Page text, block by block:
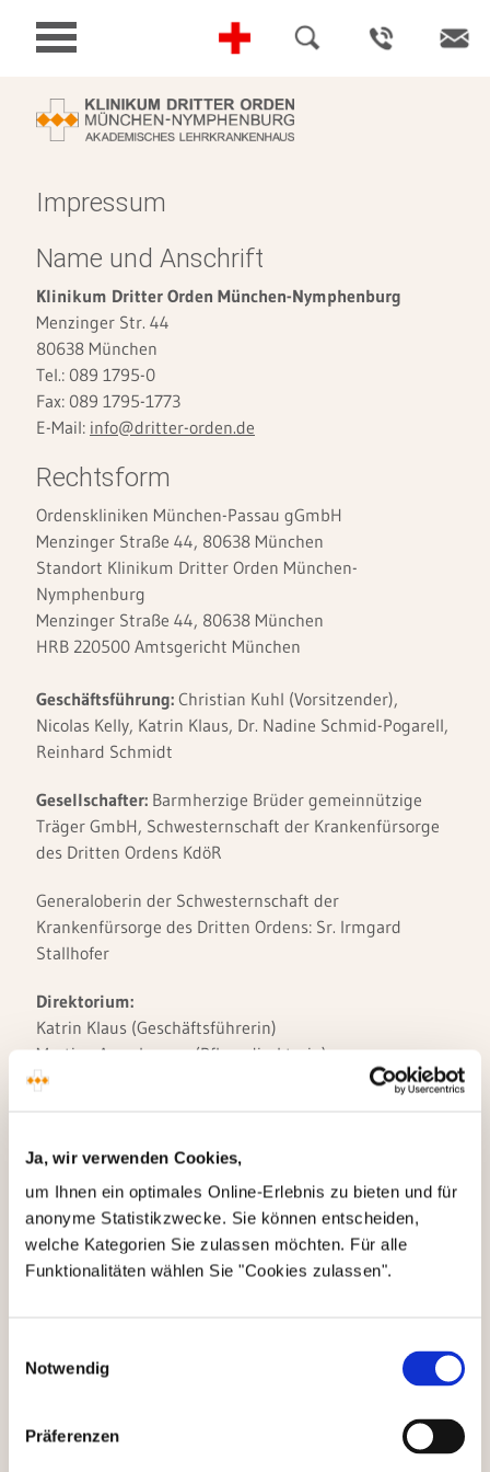
Ja, wir verwenden Cookies,
um Ihnen ein optimales Online-Erlebnis zu bieten und für
anonyme Statistikzwecke. Sie können entscheiden,
welche Kategorien Sie zulassen möchten. Für alle
Funktionalitäten wählen Sie "Cookies zulassen".
Notwendig
Präferenzen
Impressum
Name und Anschrift
Klinikum Dritter Orden München-Nymphenburg
Menzinger Str. 44
80638 München
Tel.: 089 1795-0
Fax: 089 1795-1773
E-Mail: info@dritter-orden.de
Rechtsform
Ordenskliniken München-Passau gGmbH
Menzinger Straße 44, 80638 München
Standort Klinikum Dritter Orden München-
Nymphenburg
Menzinger Straße 44, 80638 München
HRB 220500 Amtsgericht München
Geschäftsführung: Christian Kuhl (Vorsitzender),
Nicolas Kelly, Katrin Klaus, Dr. Nadine Schmid-Pogarell,
Reinhard Schmidt
Gesellschafter: Barmherzige Brüder gemeinnützige
Träger GmbH, Schwesternschaft der Krankenfürsorge
des Dritten Ordens KdöR
Generaloberin der Schwesternschaft der
Krankenfürsorge des Dritten Ordens: Sr. Irmgard
Stallhofer
Direktorium:
Katrin Klaus (Geschäftsführerin)
Martina Amerhauser (Pflegedirektorin)
Nicole Müller (Stellvertretende Pflegedirektorin)
Ärztlicher Direktor)
Anna Schramm (Klinikmanagerin)
Aufsichtsbehörden
Regierung von Oberbayern , Maximilianstraße 39,
DE301855194
Berufsspezifische Angaben gem. § 5